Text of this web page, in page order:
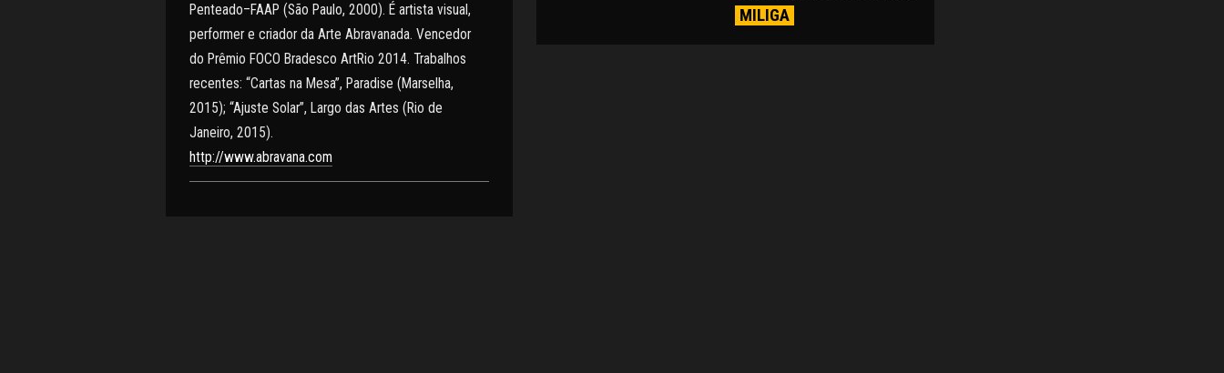
Post
navigation
Penteado–FAAP (São Paulo, 2000). É artista visual,
performer e criador da Arte Abravanada. Vencedor
do Prêmio FOCO Bradesco ArtRio 2014. Trabalhos
recentes: “Cartas na Mesa”, Paradise (Marselha,
2015); “Ajuste Solar”, Largo das Artes (Rio de
Janeiro, 2015).
http://www.abravana.com
MILIGA